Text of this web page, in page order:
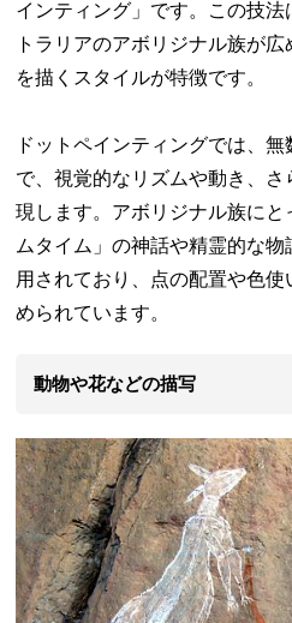
インティング」です。この技
トラリアのアボリジナル族が
を描くスタイルが特徴です。
ドットペインティングでは、
で、視覚的なリズムや動き、
現します。アボリジナル族に
ムタイム」の神話や精霊的な
用されており、点の配置や色
められています。
動物や花などの描写